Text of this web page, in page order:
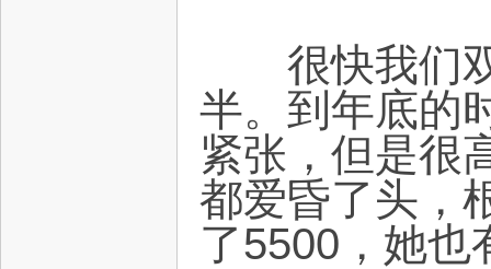
很快我们双
半。到年底的
紧张，但是很
都爱昏了头，
了5500，她也